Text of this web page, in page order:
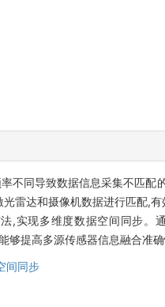
不同导致数据信息采集不匹
雷达和摄像机数据进行匹配,
,实现多维度数据空间同步
提高多源传感器信息融合准
间同步